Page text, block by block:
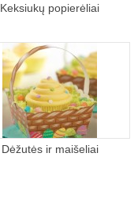
Keksiukų popierėliai
Dėžutės ir maišeliai